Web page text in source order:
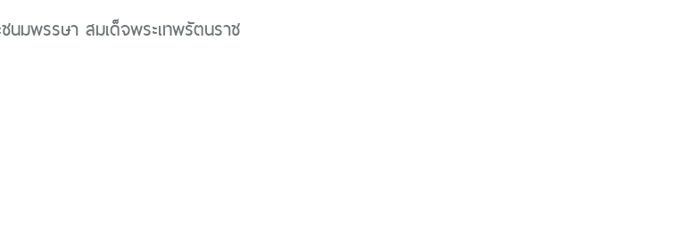
มพรรษา สมเด็จพระเทพรัตนราช